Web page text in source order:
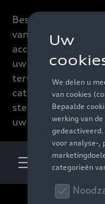
Beste accessoires-
vanaf nu kan u het
accessoire
uw favoriete merk
terugvinden in de
catalogus. Deze
steeds besteld
uw verdeler.